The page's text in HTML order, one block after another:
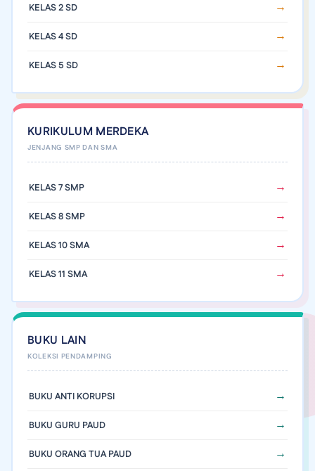
KELAS 2 SD
KELAS 4 SD
KELAS 5 SD
KURIKULUM MERDEKA
KELAS 7 SMP
KELAS 8 SMP
KELAS 10 SMA
KELAS 11 SMA
BUKU LAIN
BUKU ANTI KORUPSI
BUKU GURU PAUD
BUKU ORANG TUA PAUD